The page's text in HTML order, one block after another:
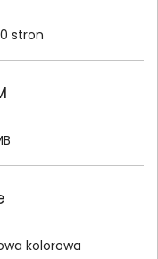
stron
kolorowa